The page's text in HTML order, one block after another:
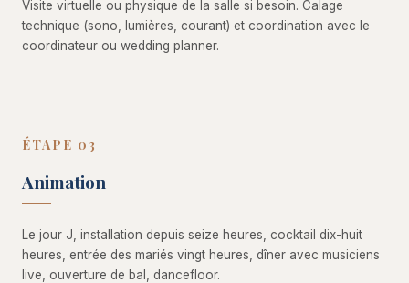
Visite virtuelle ou physique de la salle si besoin. Calage
technique (sono, lumières, courant) et coordination avec le
coordinateur ou wedding planner.
ÉTAPE 03
Animation
Le jour J, installation depuis seize heures, cocktail dix-huit
heures, entrée des mariés vingt heures, dîner avec musiciens
live, ouverture de bal, dancefloor.